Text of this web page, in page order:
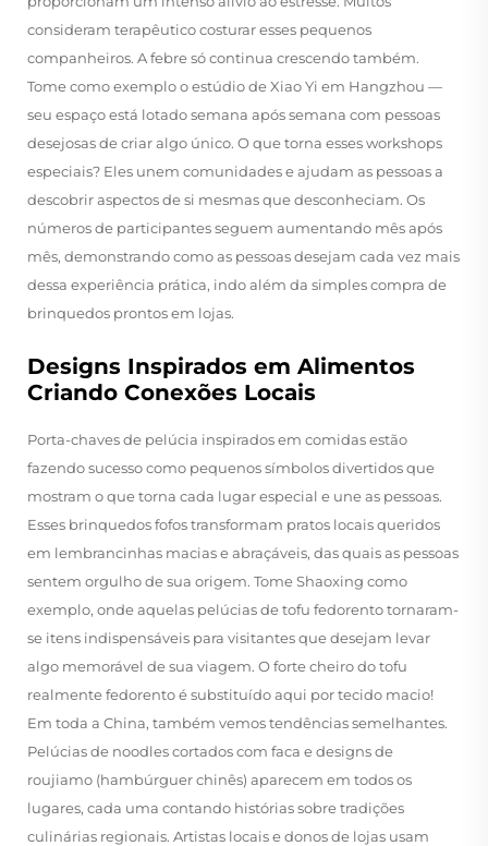
consideram terapêutico costurar esses pequenos
companheiros. A febre só continua crescendo também.
Tome como exemplo o estúdio de Xiao Yi em Hangzhou —
seu espaço está lotado semana após semana com pessoas
desejosas de criar algo único. O que torna esses workshops
especiais? Eles unem comunidades e ajudam as pessoas a
descobrir aspectos de si mesmas que desconheciam. Os
números de participantes seguem aumentando mês após
mês, demonstrando como as pessoas desejam cada vez mais
dessa experiência prática, indo além da simples compra de
brinquedos prontos em lojas.
Designs Inspirados em Alimentos
Criando Conexões Locais
Porta-chaves de pelúcia inspirados em comidas estão
fazendo sucesso como pequenos símbolos divertidos que
mostram o que torna cada lugar especial e une as pessoas.
Esses brinquedos fofos transformam pratos locais queridos
em lembrancinhas macias e abraçáveis, das quais as pessoas
sentem orgulho de sua origem. Tome Shaoxing como
exemplo, onde aquelas pelúcias de tofu fedorento tornaram-
se itens indispensáveis para visitantes que desejam levar
algo memorável de sua viagem. O forte cheiro do tofu
realmente fedorento é substituído aqui por tecido macio!
Em toda a China, também vemos tendências semelhantes.
Pelúcias de noodles cortados com faca e designs de
roujiamo (hambúrguer chinês) aparecem em todos os
lugares, cada uma contando histórias sobre tradições
culinárias regionais. Artistas locais e donos de lojas usam